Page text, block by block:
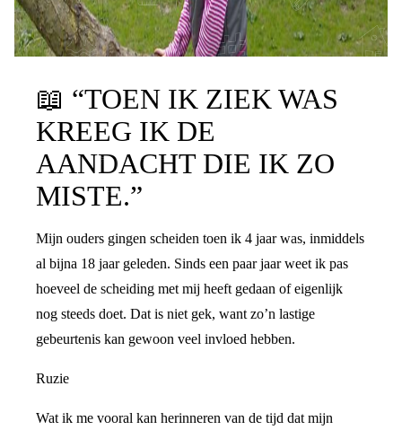
📖 “TOEN IK ZIEK WAS
KREEG IK DE
AANDACHT DIE IK ZO
MISTE.”
Mijn ouders gingen scheiden toen ik 4 jaar was, inmiddels
al bijna 18 jaar geleden. Sinds een paar jaar weet ik pas
hoeveel de scheiding met mij heeft gedaan of eigenlijk
nog steeds doet. Dat is niet gek, want zo’n lastige
gebeurtenis kan gewoon veel invloed hebben.
Ruzie
Wat ik me vooral kan herinneren van de tijd dat mijn